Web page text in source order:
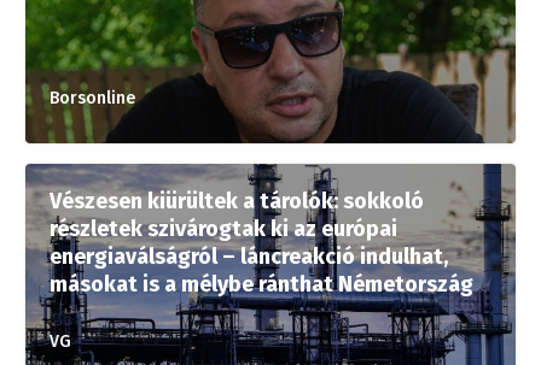
Borsonline
Vészesen kiürültek a tárolók: sokkoló
részletek szivárogtak ki az európai
energiaválságról – láncreakció indulhat,
másokat is a mélybe ránthat Németország
VG